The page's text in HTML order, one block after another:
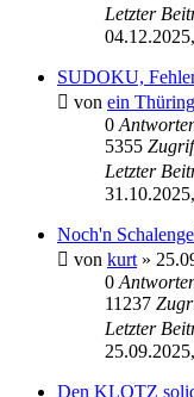
Letzter
SUDOKU,
von ein
0
5355
Letzter
Noch'n
von kurt »
0
11237
Letzter
Den KLOTZ